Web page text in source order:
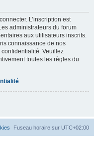
L’inscription est
administrateurs du forum
aux utilisateurs inscrits.
connaissance de nos
Veuillez
toutes les règles du
Fuseau horaire sur UTC+02:00